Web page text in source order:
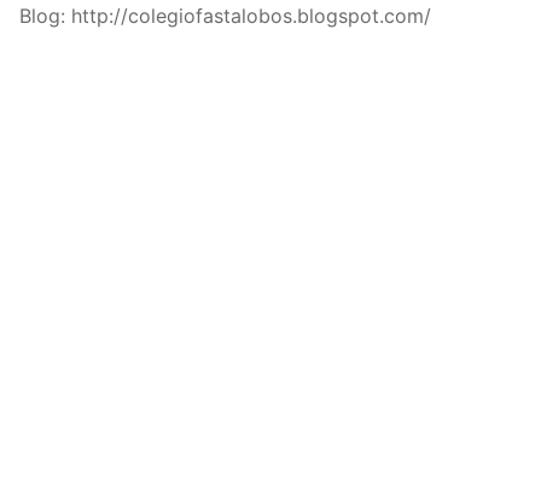
Blog: http://colegiofastalobos.blogspot.com/